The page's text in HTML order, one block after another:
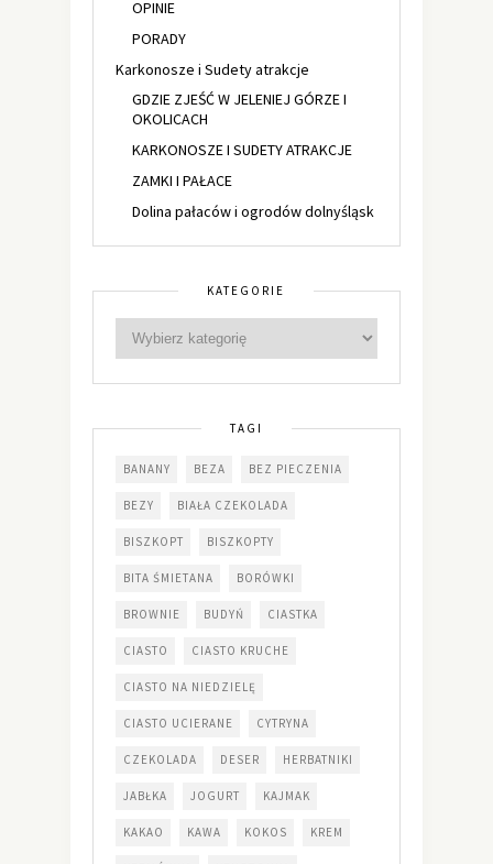
OPINIE
PORADY
Karkonosze i Sudety atrakcje
GDZIE ZJEŚĆ W JELENIEJ GÓRZE I
OKOLICACH
KARKONOSZE I SUDETY ATRAKCJE
ZAMKI I PAŁACE
Dolina pałaców i ogrodów dolnyśląsk
KATEGORIE
TAGI
BANANY BEZA BEZ PIECZENIA
BEZY BIAŁA CZEKOLADA
BISZKOPT BISZKOPTY
BITA ŚMIETANA BORÓWKI
BROWNIE BUDYŃ CIASTKA
CIASTO CIASTO KRUCHE
CIASTO NA NIEDZIELĘ
CIASTO UCIERANE CYTRYNA
CZEKOLADA DESER HERBATNIKI
JABŁKA JOGURT KAJMAK
KAKAO KAWA KOKOS KREM